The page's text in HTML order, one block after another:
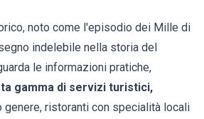
noto come l'episodio dei Mille di
indelebile nella storia del
le informazioni pratiche,
gamma di servizi turistici,
genere, ristoranti con specialità locali